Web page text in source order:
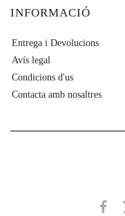
INFORMACIÓ
Entrega i Devolucions
Avís legal
Condicions d'us
Contacta amb nosaltres